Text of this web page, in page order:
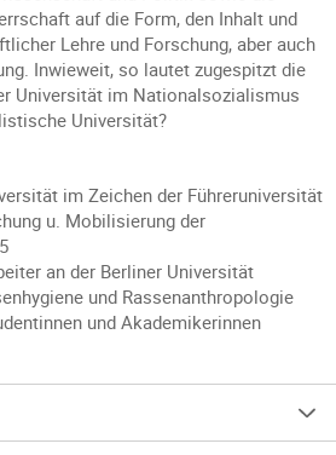
auf die Form, den Inhalt und
Lehre und Forschung, aber auch
Inwieweit, so lautet zugespitzt die
Universität im Nationalsozialismus
Universität?
im Zeichen der Führeruniversität
u. Mobilisierung der
an der Berliner Universität
und Rassenanthropologie
und Akademikerinnen